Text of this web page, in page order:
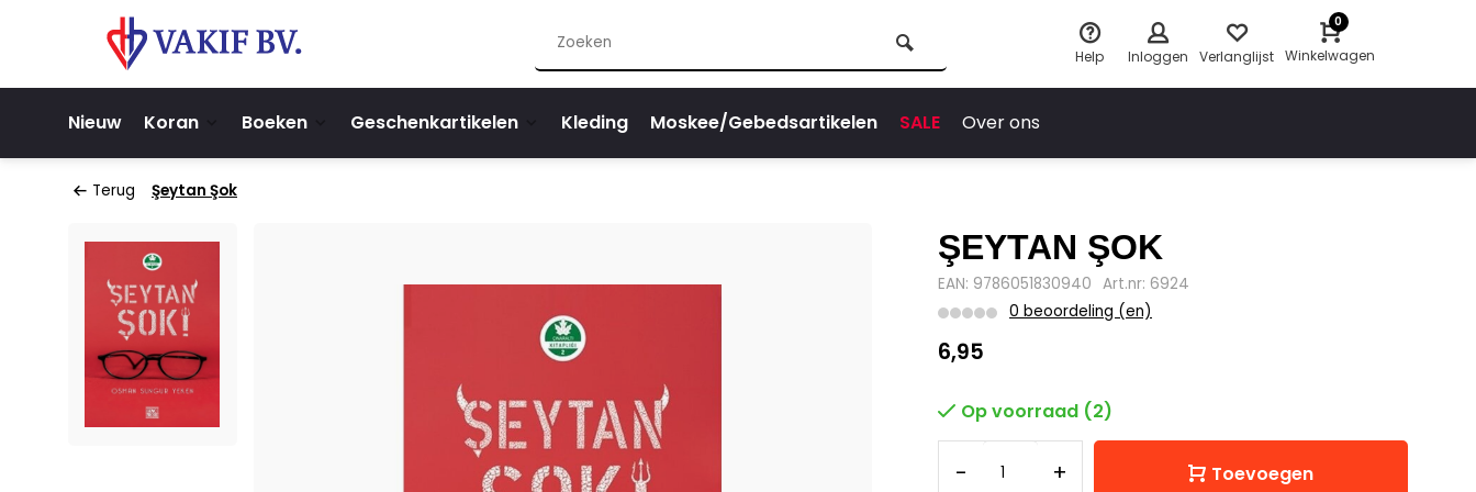
Help Inloggen Verlanglijst
0
Winkelwagen
Nieuw Koran Boeken Geschenkartikelen Kleding Moskee/Gebedsartikelen SALE Over ons
Terug Şeytan Şok
ŞEYTAN ŞOK
EAN: 9786051830940 Art.nr: 6924
0 beoordeling (en)
6,95
Op voorraad (2)
- + Toevoegen